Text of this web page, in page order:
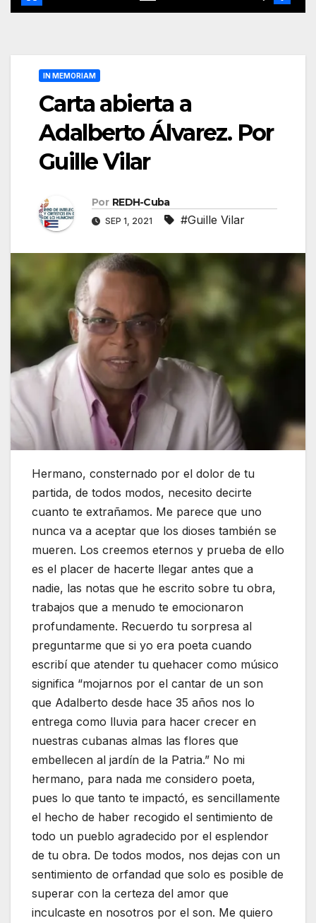
IN MEMORIAM
Carta abierta a
Adalberto Álvarez. Por
Guille Vilar
Por REDH-Cuba
SEP 1, 2021 #Guille Vilar
Hermano, consternado por el dolor de tu
partida, de todos modos, necesito decirte
cuanto te extrañamos. Me parece que uno
nunca va a aceptar que los dioses también se
mueren. Los creemos eternos y prueba de ello
es el placer de hacerte llegar antes que a
nadie, las notas que he escrito sobre tu obra,
trabajos que a menudo te emocionaron
profundamente. Recuerdo tu sorpresa al
preguntarme que si yo era poeta cuando
escribí que atender tu quehacer como músico
significa “mojarnos por el cantar de un son
que Adalberto desde hace 35 años nos lo
entrega como lluvia para hacer crecer en
nuestras cubanas almas las flores que
embellecen al jardín de la Patria.” No mi
hermano, para nada me considero poeta,
pues lo que tanto te impactó, es sencillamente
el hecho de haber recogido el sentimiento de
todo un pueblo agradecido por el esplendor
de tu obra. De todos modos, nos dejas con un
sentimiento de orfandad que solo es posible de
superar con la certeza del amor que
inculcaste en nosotros por el son. Me quiero